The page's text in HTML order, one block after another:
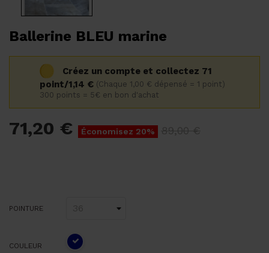
Ballerine BLEU marine
Créez un compte et collectez 71
point/1,14 € (Chaque 1,00 € dépensé = 1 point)
300 points = 5€ en bon d'achat
71,20 € Économisez 20%
POINTURE
COULEUR